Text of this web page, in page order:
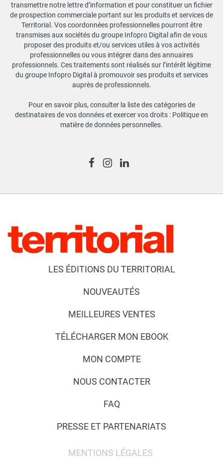
transmettre notre lettre d’information et pour constituer un fichier
de prospection commerciale portant sur les produits et services de
Territorial. Vos coordonnées professionnelles pourront être
transmises aux sociétés du groupe Infopro Digital afin de vous
proposer des produits et/ou services utiles à vos activités
professionnelles ou vous intégrer dans des annuaires
professionnels. Ces traitements sont réalisés sur l’intérêt légitime
du groupe Infopro Digital à promouvoir ses produits et services
auprès de professionnels.
Pour en savoir plus, consulter la liste des catégories de
destinataires de vos données et exercer vos droits : Politique en
matière de données personnelles.
LES ÉDITIONS DU TERRITORIAL
NOUVEAUTÉS
MEILLEURES VENTES
TÉLÉCHARGER MON EBOOK
MON COMPTE
NOUS CONTACTER
FAQ
PRESSE ET PARTENARIATS
MENTIONS LÉGALES